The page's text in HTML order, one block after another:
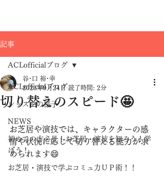
記事
ACLofficialブログ
レッスンの様子
NEWS
初めての方必見！お芝居・演技を知ろう！学
ぼう！
お芝居・演技で学ぶコミュ力ＵＰ術！！
ACLofficialブログ
切り替えのスピード🤩
谷･口 裕･幸
2023年9月24日 読了時間: 2分
お芝居や演技では、キャラクターの感
情や状況に応じて切り替える能力が求
められます😄